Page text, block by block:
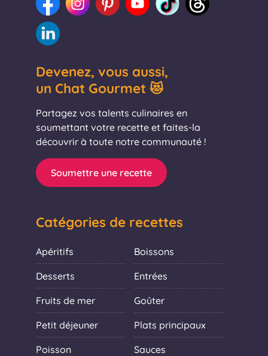
Devenez, vous aussi,
un Chat Gourmet 😻
Partagez vos talents culinaires en
soumettant votre recette et faites-la
découvrir à toute notre communauté !
Soumettre une recette
Catégories de recettes
Apéritifs Boissons
Desserts Entrées
Fruits de mer Goûter
Petit déjeuner Plats principaux
Poisson Sauces